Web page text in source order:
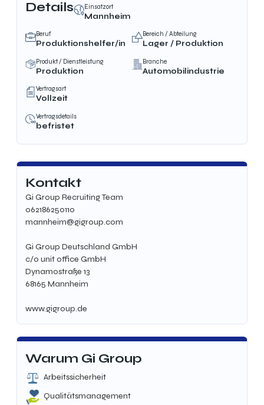
Details Einsatzort
Mannheim
Beruf
Produktionshelfer/in
Bereich / Abteilung
Lager / Produktion
Produkt / Dienstleistung
Produktion
Branche
Automobilindustrie
Vertragsart
Vollzeit
Vertragsdetails
befristet
Kontakt
Gi Group Recruiting Team
062186250110
mannheim@gigroup.com
Gi Group Deutschland GmbH
c/o unit office GmbH
Dynamostraße 13
68165 Mannheim
www.gigroup.de
Warum Gi Group
Arbeitssicherheit
Qualitätsmanagement